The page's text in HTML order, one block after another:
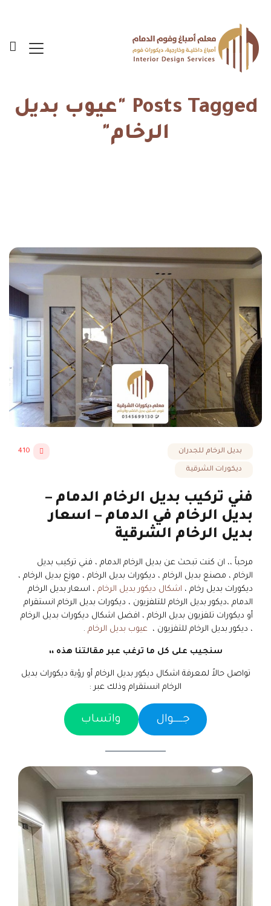
Posts Tagged "عيوب بديل
الرخام"
بديل الرخام للجدران
ديكورات الشرقية
410
فني تركيب بديل الرخام الدمام –
بديل الرخام في الدمام – اسعار
بديل الرخام الشرقية
مرحباً ،، ان كنت تبحث عن بديل الرخام الدمام ، فني تركيب بديل
الرخام ، مصنع بديل الرخام ، ديكورات بديل الرخام ، موزع بديل الرخام ،
ديكورات بديل رخام ، اشكال ديكور بديل الرخام ، اسعار بديل الرخام
الدمام ،ديكور بديل الرخام للتلفزيون ، ديكورات بديل الرخام انستقرام
أو ديكورات تلفزيون بديل الرخام ، افضل اشكال ديكورات بديل الرخام
، ديكور بديل الرخام للتفزيون ، عيوب بديل الرخام .
سنجيب على كل ما ترغب عبر مقالتنا هذه ،،
تواصل حالاً لمعرفة اشكال ديكور بديل الرخام أو رؤية ديكورات بديل
الرخام انستقرام وذلك عبر :
جـــــوال واتساب